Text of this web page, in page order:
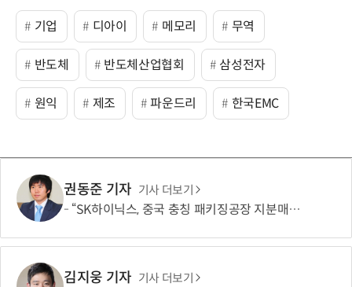
기업 디아이 메모리 무역
반도체 반도체산업협회 삼성전자
원익 제조 파운드리 한국EMC
권동준 기자 기사 더보기
“SK하이닉스, 중국 충칭 패키징공장 지분매각 등 검토”
김지웅 기자 기사 더보기